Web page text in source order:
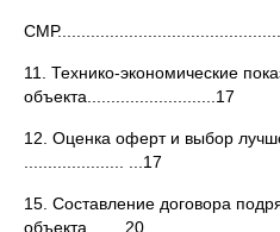
11. Технико-экономические
объекта...........................17
12. Оценка оферт и выбор
..................... ...17
15. Составление договора
объекта . . ...20